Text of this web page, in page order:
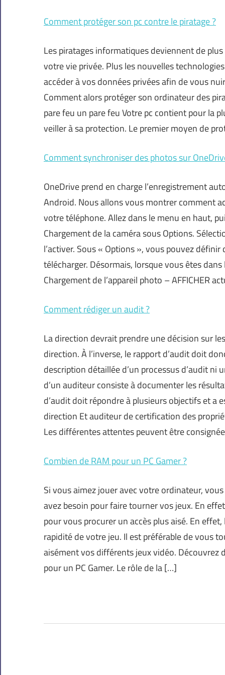
Comment protéger son pc contre le piratage ?
Les piratages informatiques deviennent de
votre vie privée. Plus les nouvelles
accéder à vos données privées afin de vous
Comment alors protéger son ordinateur des
pare feu un pare feu Votre pc contient pour la
veiller à sa protection. Le premier moyen de
Comment synchroniser des photos sur
OneDrive prend en charge l’enregistrement
Android. Nous allons vous montrer comment
votre téléphone. Allez dans le menu en haut,
Chargement de la caméra sous Options.
l’activer. Sous « Options », vous pouvez
télécharger. Désormais, lorsque vous êtes
Chargement de l’appareil photo – AFFICHER
Comment rédiger un audit ?
La direction devrait prendre une décision sur
direction. À l’inverse, le rapport d’audit doit
description détaillée d’un processus d’audit ni
d’un auditeur consiste à documenter les
d’audit doit répondre à plusieurs objectifs et a
direction Et auditeur de certification des
Les différentes attentes peuvent être
Combien de RAM pour un PC Gamer ?
Si vous aimez jouer avec votre ordinateur,
avez besoin pour faire tourner vos jeux. En
pour vous procurer un accès plus aisé. En
rapidité de votre jeu. Il est préférable de vous
aisément vos différents jeux vidéo. Découvrez
pour un PC Gamer. Le rôle de la […]